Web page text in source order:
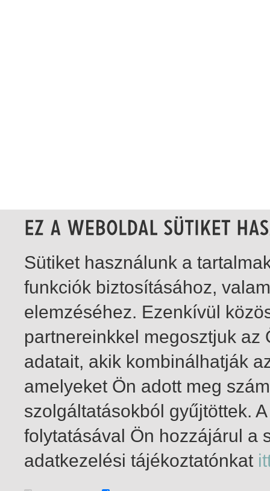
1-4 / összesen 4 találat
Sütiket használunk a
funkciók biztosításához,
elemzéséhez. Ezenkívül
partnereinkkel megosztjuk
adatait, akik kombinálhatják
amelyeket Ön adott meg
szolgáltatásokból gyűjtöttek.
folytatásával Ön hozzájárul a
adatkezelési tájékoztatónkat